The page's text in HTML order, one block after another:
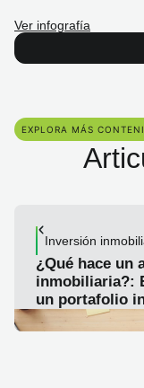
Ver infografía
EXPLORA MÁS
Inversión
¿Qué hace un
inmobiliaria?:
un portafolio
LEER ARTICULO